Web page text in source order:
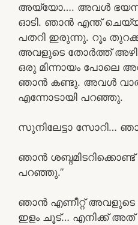
അയ്യോ…. അവൾ ഭയന്ന്
ഓടി. ഞാൻ എന്ത്
പതറി ഇരുന്നു. റൂം
അവളുടെ തോർത്ത്
ഒരു മിന്നായം പോലെ
ഞാൻ കണ്ടു. അവൾ
എന്നോടായി പറഞ്ഞു.
സുനിലേട്ടാ സോറി…
ഞാൻ
പറഞ്ഞു.”
ഞാൻ എണീറ്റ്
ഇളം ചൂട്… എനിക്ക്